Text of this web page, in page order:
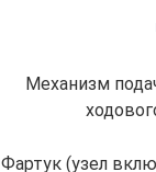
Механизм
Фартук (узел